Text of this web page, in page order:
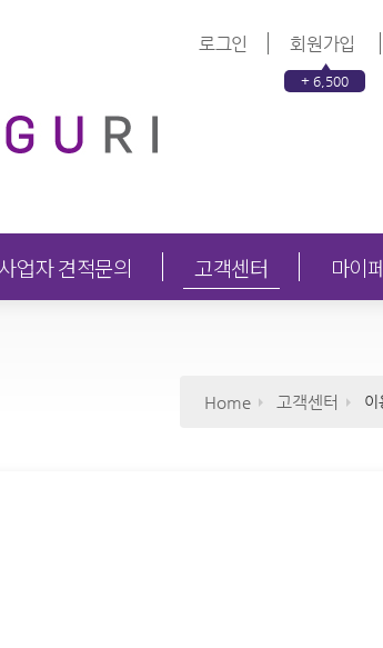
로그인 회원가입
+ 6,500
업자 견적문의 고객센터 마이
Home 고객센터 이